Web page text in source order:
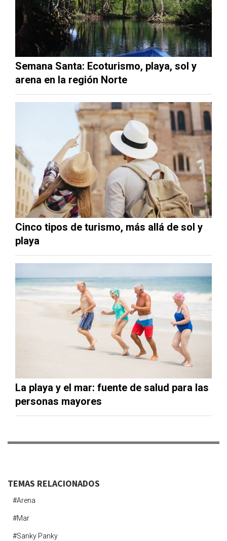
Semana Santa: Ecoturismo, playa, sol y
arena en la región Norte
Cinco tipos de turismo, más allá de sol y
playa
La playa y el mar: fuente de salud para las
personas mayores
TEMAS RELACIONADOS
#arena
#mar
#sanky Panky